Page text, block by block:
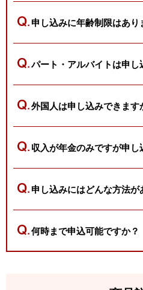
申し込みに年齢制限はあり
パート・アルバイトは申し
外国人は申し込みできます
収入が年金のみですが申し
申し込みにはどんな方法が
何時まで申込可能ですか？